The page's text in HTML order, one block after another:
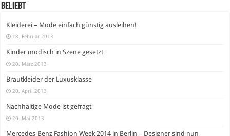
Beliebt
Kleiderei – Mode einfach günstig ausleihen!
18. Februar 2013
Kinder modisch in Szene gesetzt
20. März 2013
Brautkleider der Luxusklasse
20. April 2013
Nachhaltige Mode ist gefragt
20. Mai 2013
Mercedes-Benz Fashion Week 2014 in Berlin – Designer sind nun